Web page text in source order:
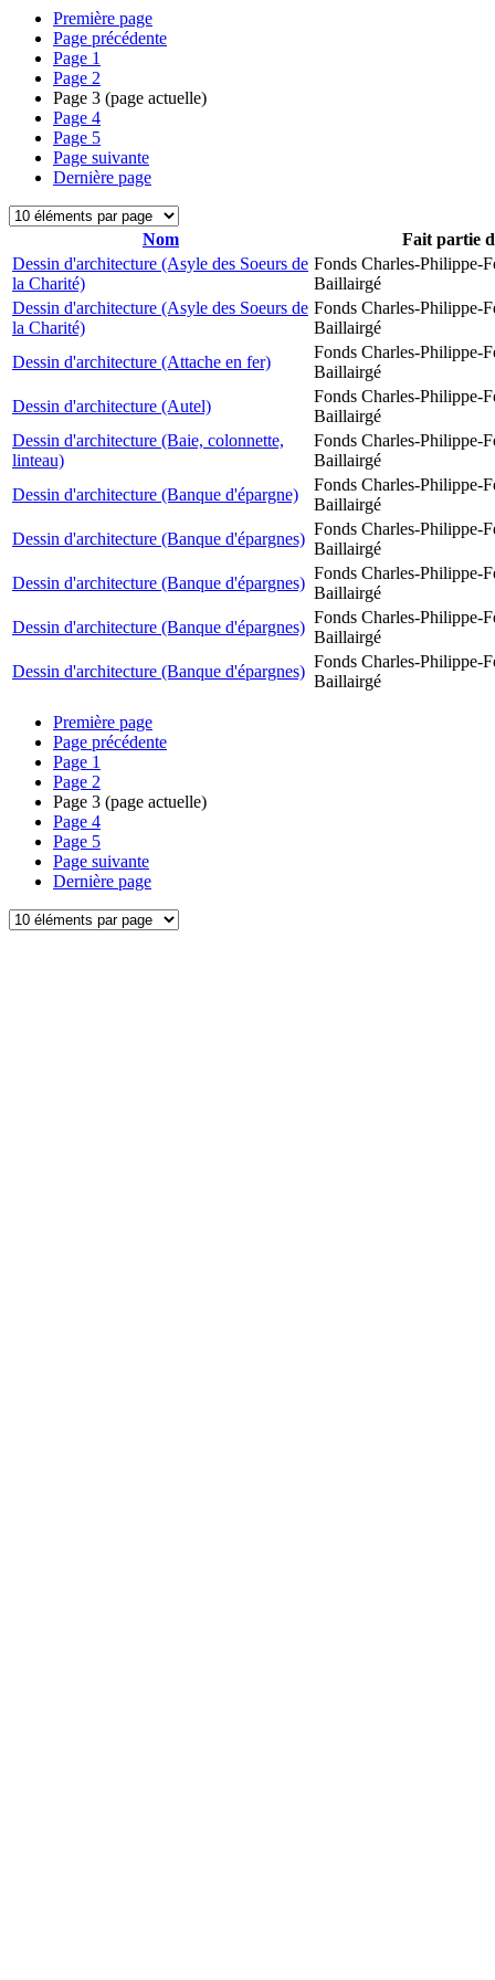
Première page
Page précédente
Page 1
Page 2
Page 3 (page actuelle)
Page 4
Page 5
Page suivante
Dernière page
Nom
Fait partie
Dessin d'architecture (Asyle des Soeurs de
la Charité)
Fonds Charles-Philippe-
Baillairgé
Dessin d'architecture (Asyle des Soeurs de
la Charité)
Fonds Charles-Philippe-
Baillairgé
Dessin d'architecture (Attache en fer)
Fonds Charles-Philippe-
Baillairgé
Dessin d'architecture (Autel)
Fonds Charles-Philippe-
Baillairgé
Dessin d'architecture (Baie, colonnette,
linteau)
Fonds Charles-Philippe-
Baillairgé
Dessin d'architecture (Banque d'épargne)
Fonds Charles-Philippe-
Baillairgé
Dessin d'architecture (Banque d'épargnes)
Fonds Charles-Philippe-
Baillairgé
Dessin d'architecture (Banque d'épargnes)
Fonds Charles-Philippe-
Baillairgé
Dessin d'architecture (Banque d'épargnes)
Fonds Charles-Philippe-
Baillairgé
Dessin d'architecture (Banque d'épargnes)
Fonds Charles-Philippe-
Baillairgé
Première page
Page précédente
Page 1
Page 2
Page 3 (page actuelle)
Page 4
Page 5
Page suivante
Dernière page